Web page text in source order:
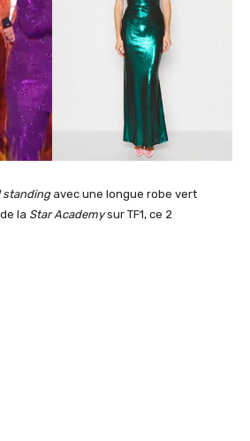
standingavec une longue robe vert
la Star Academysur TF1, ce 2